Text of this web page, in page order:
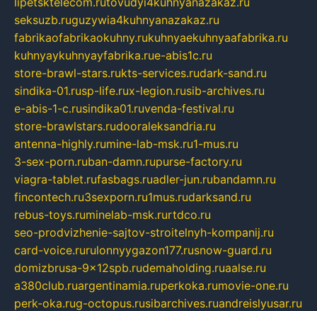
seksuzb.ruguzywia4kuhnyanazakaz.ru
fabrikaofabrikaokuhny.rukuhnyaekuhnyaafabrika.ru
kuhnyaykuhnyayfabrika.rue-abis1c.ru
store-brawl-stars.rukts-services.rudark-sand.ru
sindika-01.rusp-life.rux-legion.rusib-archives.ru
e-abis-1-c.rusindika01.ruvenda-festival.ru
store-brawlstars.rudooraleksandria.ru
antenna-highly.rumine-lab-msk.ru1-mus.ru
3-sex-porn.ruban-damn.rupurse-factory.ru
viagra-tablet.rufasbags.ruadler-jun.rubandamn.ru
fincontech.ru3sexporn.ru1mus.rudarksand.ru
rebus-toys.ruminelab-msk.rurtdco.ru
seo-prodvizhenie-sajtov-stroitelnyh-kompanij.ru
card-voice.rurulonnyygazon177.rusnow-guard.ru
domizbrusa-9x12spb.rudemaholding.ruaalse.ru
a380club.ruargentinamia.ruperkoka.rumovie-one.ru
perk-oka.rug-octopus.rusibarchives.ruandreislyusar.ru